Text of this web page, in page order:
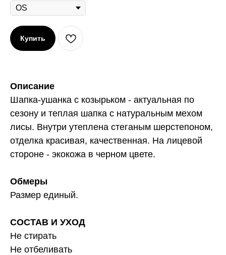
Купить
Описание
Шапка-ушанка с козырьком - актуальная по
сезону и теплая шапка с натуральным мехом
лисы. Внутри утеплена стеганым шерстепоном,
отделка красивая, качественная. На лицевой
стороне - экокожа в черном цвете.
Обмеры
Размер единый.
СОСТАВ И УХОД
Не стирать
Не отбеливать